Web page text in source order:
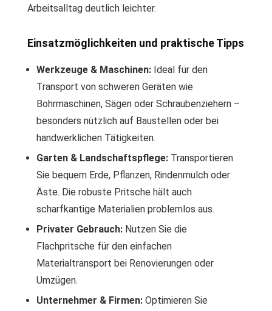
Arbeitsalltag deutlich leichter.
Einsatzmöglichkeiten und praktische Tipps
Werkzeuge & Maschinen: Ideal für den
Transport von schweren Geräten wie
Bohrmaschinen, Sägen oder Schraubenziehern –
besonders nützlich auf Baustellen oder bei
handwerklichen Tätigkeiten.
Garten & Landschaftspflege: Transportieren
Sie bequem Erde, Pflanzen, Rindenmulch oder
Äste. Die robuste Pritsche hält auch
scharfkantige Materialien problemlos aus.
Privater Gebrauch: Nutzen Sie die
Flachpritsche für den einfachen
Materialtransport bei Renovierungen oder
Umzügen.
Unternehmer & Firmen: Optimieren Sie